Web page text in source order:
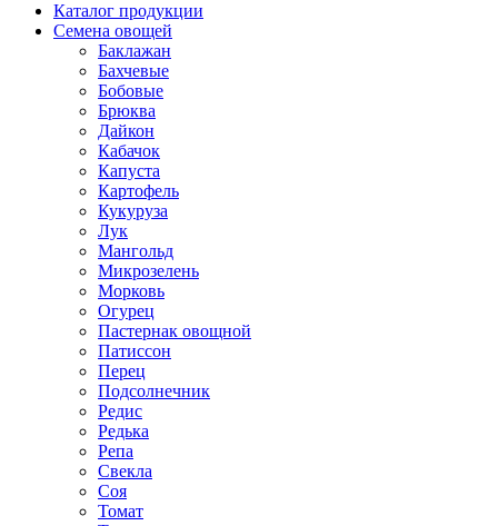
Каталог продукции
Семена овощей
Баклажан
Бахчевые
Бобовые
Брюква
Дайкон
Кабачок
Капуста
Картофель
Кукуруза
Лук
Мангольд
Микрозелень
Морковь
Огурец
Пастернак овощной
Патиссон
Перец
Подсолнечник
Редис
Редька
Репа
Свекла
Соя
Томат